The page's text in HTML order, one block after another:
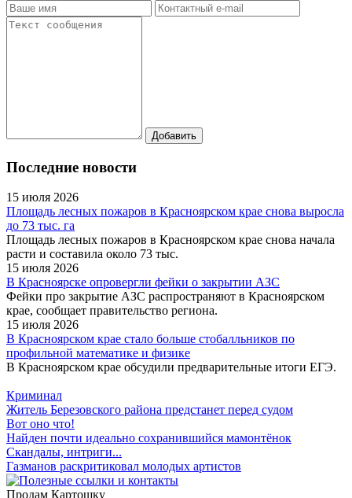
Последние новости
15 июля 2026
Площадь лесных пожаров в Красноярском крае снова выросла
до 73 тыс. га
Площадь лесных пожаров в Красноярском крае снова начала
расти и составила около 73 тыс.
15 июля 2026
В Красноярске опровергли фейки о закрытии АЗС
Фейки про закрытие АЗС распространяют в Красноярском
крае, сообщает правительство региона.
15 июля 2026
В Красноярском крае стало больше стобалльников по
профильной математике и физике
В Красноярском крае обсудили предварительные итоги ЕГЭ.
Криминал
Житель Березовского района предстанет перед судом
Вот оно что!
Найден почти идеально сохранившийся мамонтёнок
Скандалы, интриги...
Газманов раскритиковал молодых артистов
Продам Картошку